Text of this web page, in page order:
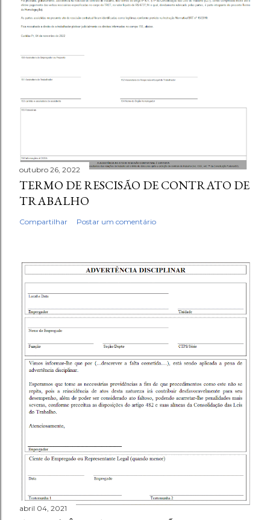
outubro 26, 2022
TERMO DE RESCISÃO DE CONTRATO DE
TRABALHO
Compartilhar Postar um comentário
abril 04, 2021